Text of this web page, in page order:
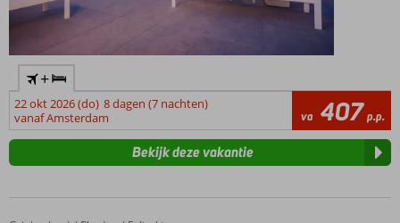
+
22 okt 2026 (do) 8 dagen (7 nachten)
vanaf Amsterdam
va 407 p.p.
Bekijk deze vakantie